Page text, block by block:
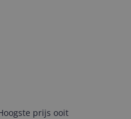
prijs ooit